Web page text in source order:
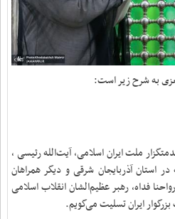
به شرح زیر است:
ملت ایران اسلامی، آیت‌الله رئیسی ،
استان آذربایجان شرقی و دیگر همراهان
فداه، رهبر عظیم‌الشان انقلاب اسلامی
ایران تسلیت می‌گویم.